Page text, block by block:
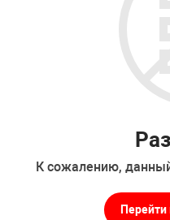
К сожалению,